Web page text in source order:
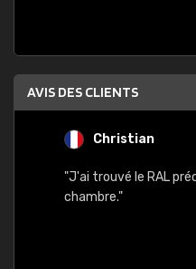
AVIS DES CLIENTS
Christian
"J'ai trouvé le RAL
chambre."